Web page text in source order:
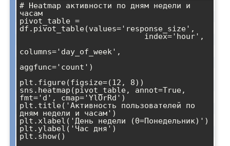
# Heatmap активности по дням недели и
часам
pivot_table =
df.pivot_table(values='response_size',
                           index='hour',
columns='day_of_week',
aggfunc='count')
plt.figure(figsize=(12, 8))
sns.heatmap(pivot_table, annot=True,
fmt='d', cmap='YlOrRd')
plt.title('Активность пользователей по
дням недели и часам')
plt.xlabel('День недели (0=Понедельник)')
plt.ylabel('Час дня')
plt.show()